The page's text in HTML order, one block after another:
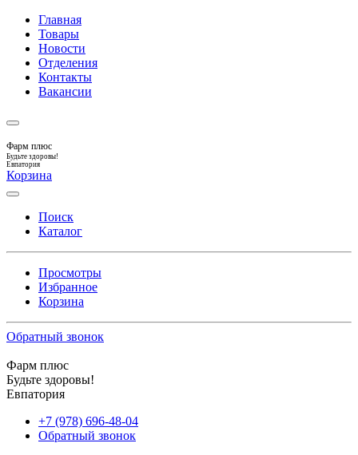
Главная
Товары
Новости
Отделения
Контакты
Вакансии
Фарм плюс
Будьте здоровы!
Евпатория
Корзина
Поиск
Каталог
Просмотры
Избранное
Корзина
Обратный звонок
Фарм плюс
Будьте здоровы!
Евпатория
+7 (978) 696-48-04
Обратный звонок